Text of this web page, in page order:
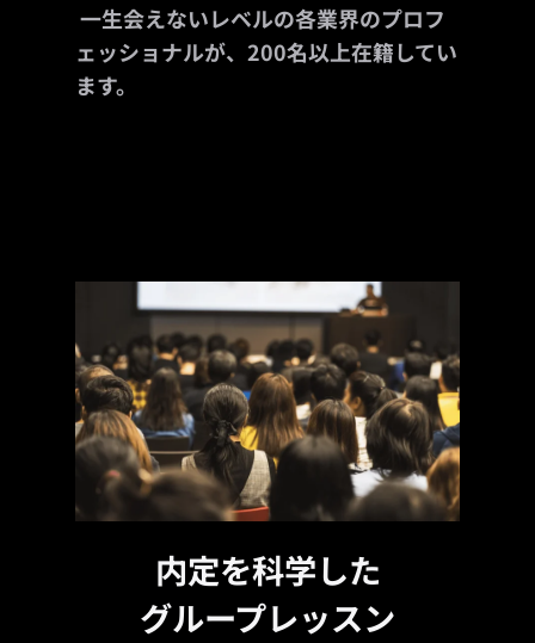
一生会えないレベルの各業界のプロフ
ェッショナルが、200名以上在籍してい
ます。
内定を科学した
グループレッスン